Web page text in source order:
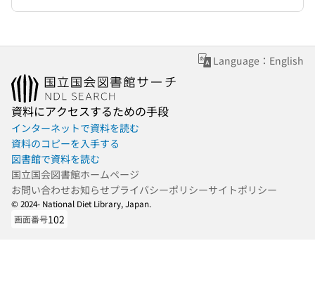
Language：English
資料にアクセスするための手段
インターネットで資料を読む
資料のコピーを入手する
図書館で資料を読む
国立国会図書館ホームページ
お問い合わせお知らせプライバシーポリシーサイトポリシー
© 2024- National Diet Library, Japan.
画面番号102